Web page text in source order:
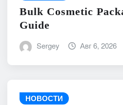
Bulk Cosmetic
Guide
Sergey Авг 6, 2026
НОВОСТИ